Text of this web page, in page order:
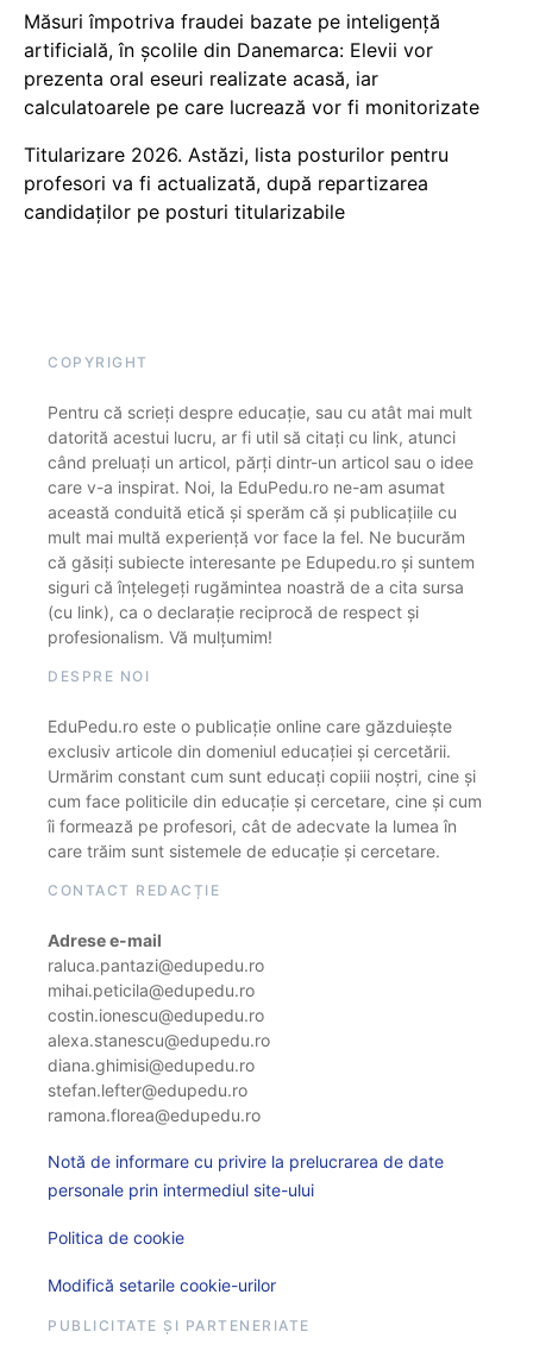
Măsuri împotriva fraudei bazate pe inteligență
artificială, în școlile din Danemarca: Elevii vor
prezenta oral eseuri realizate acasă, iar
calculatoarele pe care lucrează vor fi monitorizate
Titularizare 2026. Astăzi, lista posturilor pentru
profesori va fi actualizată, după repartizarea
candidaților pe posturi titularizabile
COPYRIGHT
Pentru că scrieți despre educație, sau cu atât mai mult
datorită acestui lucru, ar fi util să citați cu link, atunci
când preluați un articol, părți dintr-un articol sau o idee
care v-a inspirat. Noi, la EduPedu.ro ne-am asumat
această conduită etică și sperăm că și publicațiile cu
mult mai multă experiență vor face la fel. Ne bucurăm
că găsiți subiecte interesante pe Edupedu.ro și suntem
siguri că înțelegeți rugămintea noastră de a cita sursa
(cu link), ca o declarație reciprocă de respect și
profesionalism. Vă mulțumim!
DESPRE NOI
EduPedu.ro este o publicație online care găzduiește
exclusiv articole din domeniul educației și cercetării.
Urmărim constant cum sunt educați copiii noștri, cine și
cum face politicile din educație și cercetare, cine și cum
îi formează pe profesori, cât de adecvate la lumea în
care trăim sunt sistemele de educație și cercetare.
CONTACT REDACȚIE
Adrese e-mail
raluca.pantazi@edupedu.ro
mihai.peticila@edupedu.ro
costin.ionescu@edupedu.ro
alexa.stanescu@edupedu.ro
diana.ghimisi@edupedu.ro
stefan.lefter@edupedu.ro
ramona.florea@edupedu.ro
Notă de informare cu privire la prelucrarea de date
personale prin intermediul site-ului
Politica de cookie
Modifică setarile cookie-urilor
PUBLICITATE ȘI PARTENERIATE